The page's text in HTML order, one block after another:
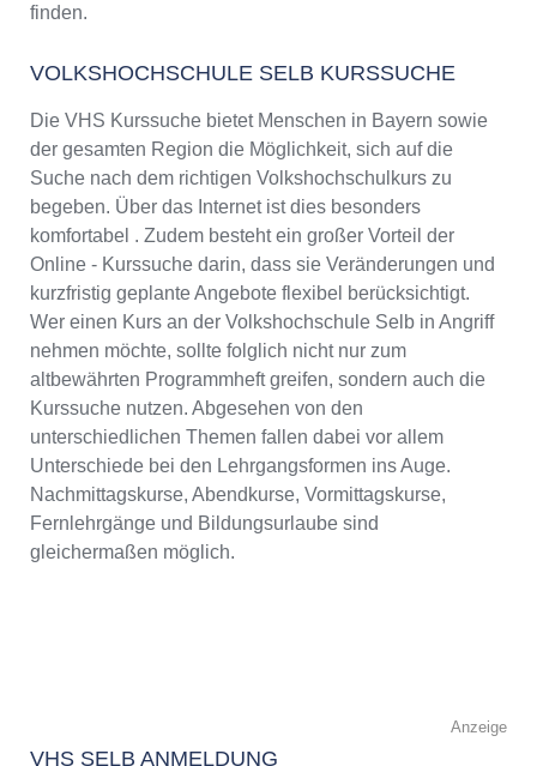
finden.
VOLKSHOCHSCHULE SELB KURSSUCHE
Die VHS Kurssuche bietet Menschen in Bayern sowie
der gesamten Region die Möglichkeit, sich auf die
Suche nach dem richtigen Volkshochschulkurs zu
begeben. Über das Internet ist dies besonders
komfortabel . Zudem besteht ein großer Vorteil der
Online - Kurssuche darin, dass sie Veränderungen und
kurzfristig geplante Angebote flexibel berücksichtigt.
Wer einen Kurs an der Volkshochschule Selb in Angriff
nehmen möchte, sollte folglich nicht nur zum
altbewährten Programmheft greifen, sondern auch die
Kurssuche nutzen. Abgesehen von den
unterschiedlichen Themen fallen dabei vor allem
Unterschiede bei den Lehrgangsformen ins Auge.
Nachmittagskurse, Abendkurse, Vormittagskurse,
Fernlehrgänge und Bildungsurlaube sind
gleichermaßen möglich.
Anzeige
VHS SELB ANMELDUNG